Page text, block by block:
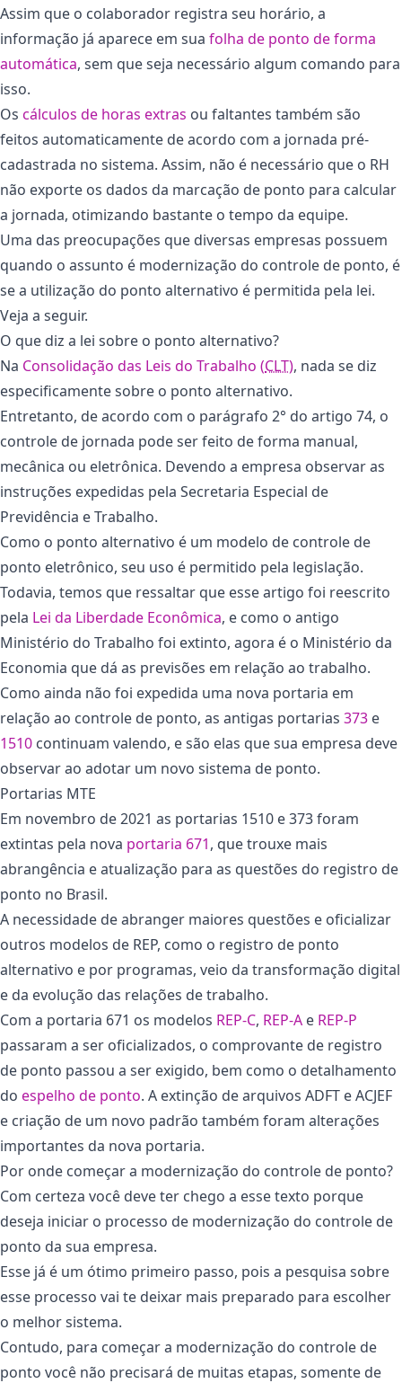
Assim que o colaborador registra seu horário, a
informação já aparece em sua folha de ponto de forma
automática, sem que seja necessário algum comando para
isso.
Os cálculos de horas extras ou faltantes também são
feitos automaticamente de acordo com a jornada pré-
cadastrada no sistema. Assim, não é necessário que o RH
não exporte os dados da marcação de ponto para calcular
a jornada, otimizando bastante o tempo da equipe.
Uma das preocupações que diversas empresas possuem
quando o assunto é modernização do controle de ponto, é
se a utilização do ponto alternativo é permitida pela lei.
Veja a seguir.
O que diz a lei sobre o ponto alternativo?
Na Consolidação das Leis do Trabalho (CLT), nada se diz
especificamente sobre o ponto alternativo.
Entretanto, de acordo com o parágrafo 2° do artigo 74, o
controle de jornada pode ser feito de forma manual,
mecânica ou eletrônica. Devendo a empresa observar as
instruções expedidas pela Secretaria Especial de
Previdência e Trabalho.
Como o ponto alternativo é um modelo de controle de
ponto eletrônico, seu uso é permitido pela legislação.
Todavia, temos que ressaltar que esse artigo foi reescrito
pela Lei da Liberdade Econômica, e como o antigo
Ministério do Trabalho foi extinto, agora é o Ministério da
Economia que dá as previsões em relação ao trabalho.
Como ainda não foi expedida uma nova portaria em
relação ao controle de ponto, as antigas portarias 373 e
1510 continuam valendo, e são elas que sua empresa deve
observar ao adotar um novo sistema de ponto.
Portarias MTE
Em novembro de 2021 as portarias 1510 e 373 foram
extintas pela nova portaria 671, que trouxe mais
abrangência e atualização para as questões do registro de
ponto no Brasil.
A necessidade de abranger maiores questões e oficializar
outros modelos de REP, como o registro de ponto
alternativo e por programas, veio da transformação digital
e da evolução das relações de trabalho.
Com a portaria 671 os modelos REP-C, REP-A e REP-P
passaram a ser oficializados, o comprovante de registro
de ponto passou a ser exigido, bem como o detalhamento
do espelho de ponto. A extinção de arquivos ADFT e ACJEF
e criação de um novo padrão também foram alterações
importantes da nova portaria.
Por onde começar a modernização do controle de ponto?
Com certeza você deve ter chego a esse texto porque
deseja iniciar o processo de modernização do controle de
ponto da sua empresa.
Esse já é um ótimo primeiro passo, pois a pesquisa sobre
esse processo vai te deixar mais preparado para escolher
o melhor sistema.
Contudo, para começar a modernização do controle de
ponto você não precisará de muitas etapas, somente de